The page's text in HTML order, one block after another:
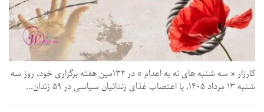
کارزار « سه‌ شنبه‌ های نه به اعدام » در ۱۳۲مین هفته برگزاری خود، روز سه‌
شنبه ۱۳ مرداد ۱۴۰۵، با اعتصاب غذای زندانیان سیاسی در ۵۹ زندان...